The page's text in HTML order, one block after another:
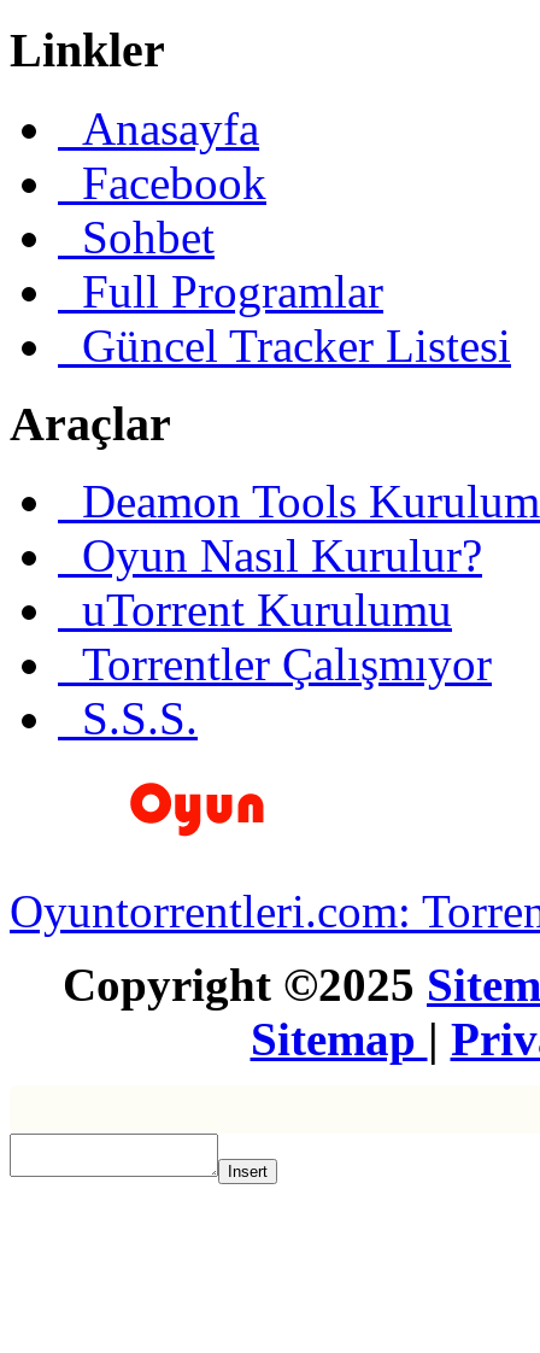
Linkler
Anasayfa
Facebook
Sohbet
Full Programlar
Güncel Tracker Listesi
Araçlar
Deamon Tools
Oyun Nasıl Kurulur?
uTorrent Kurulumu
Torrentler Çalışmıyor
S.S.S.
Oyuntorrentleri.com:
Copyright ©2025
Sitemap |
Insert